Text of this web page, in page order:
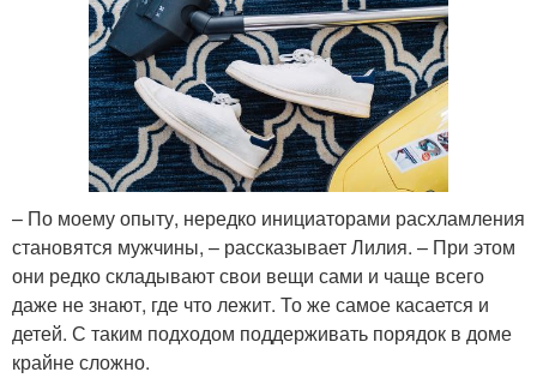
– По моему опыту, нередко инициаторами расхламления
становятся мужчины, – рассказывает Лилия. – При этом
они редко складывают свои вещи сами и чаще всего
даже не знают, где что лежит. То же самое касается и
детей. С таким подходом поддерживать порядок в доме
крайне сложно.